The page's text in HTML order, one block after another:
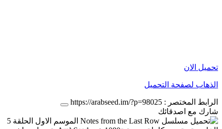
تحميل الان
الذهاب لصفحة التحميل
الرابط المختصر : https://arabseed.im/?p=98025
شارك مع اصدقائك